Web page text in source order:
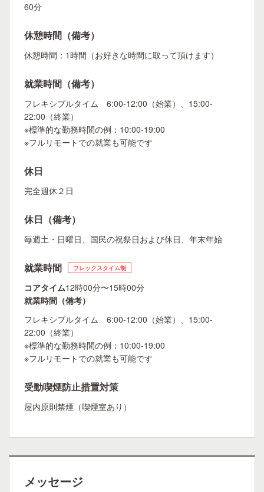
60分
休憩時間（備考）
休憩時間：1時間（お好きな時間に取って頂けます）
就業時間（備考）
フレキシブルタイム 6:00-12:00（始業）、15:00-
22:00（終業）
※標準的な勤務時間の例：10:00-19:00
※フルリモートでの就業も可能です
休日
完全週休２日
休日（備考）
毎週土・日曜日、国民の祝祭日および休日、年末年始
就業時間 フレックスタイム制
コアタイム12時00分〜15時00分
就業時間（備考）
フレキシブルタイム 6:00-12:00（始業）、15:00-
22:00（終業）
※標準的な勤務時間の例：10:00-19:00
※フルリモートでの就業も可能です
受動喫煙防止措置対策
屋内原則禁煙（喫煙室あり）
メッセージ